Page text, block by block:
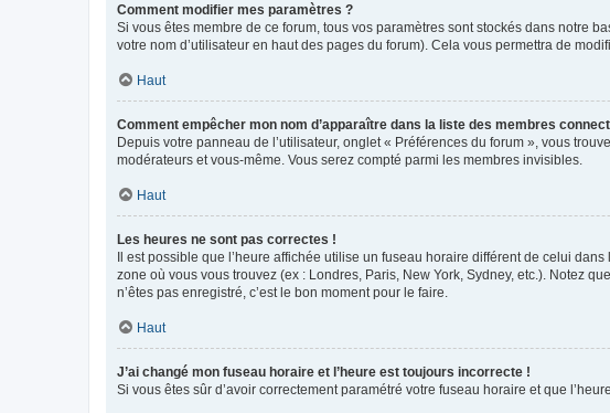
Comment modifier mes paramètres ?
Si vous êtes membre de ce forum, tous vos paramètres sont stockés dans notre
votre nom d’utilisateur en haut des pages du forum). Cela vous permettra de
Haut
Comment empêcher mon nom d’apparaître dans la liste des membres
Depuis votre panneau de l’utilisateur, onglet « Préférences du forum », vous
modérateurs et vous-même. Vous serez compté parmi les membres invisibles.
Haut
Les heures ne sont pas correctes !
Il est possible que l’heure affichée utilise un fuseau horaire différent de celui
zone où vous vous trouvez (ex : Londres, Paris, New York, Sydney, etc.). Notez
n’êtes pas enregistré, c’est le bon moment pour le faire.
Haut
J’ai changé mon fuseau horaire et l’heure est toujours incorrecte !
Si vous êtes sûr d’avoir correctement paramétré votre fuseau horaire et que